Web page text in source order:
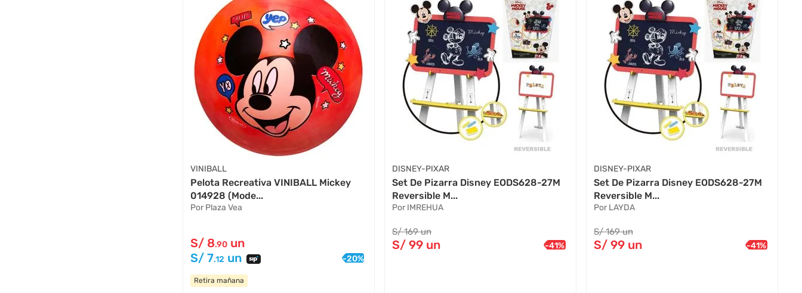
VINIBALL
Pelota Recreativa VINIBALL Mickey
014928 (Mode...
Por Plaza Vea
S/ 8.90 un
S/7.12 un -20%
Retira mañana
DISNEY-PIXAR
Set De Pizarra Disney EODS628-27M
Reversible M...
Por IMREHUA
S/169 un
S/99 un -41%
DISNEY-PIXAR
Set De Pizarra Disney EODS628-27M
Reversible M...
Por LAYDA
S/169 un
S/ 99 un -41%